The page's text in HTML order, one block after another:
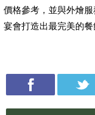
價格參考，並與外燴
宴會打造出最完美的餐